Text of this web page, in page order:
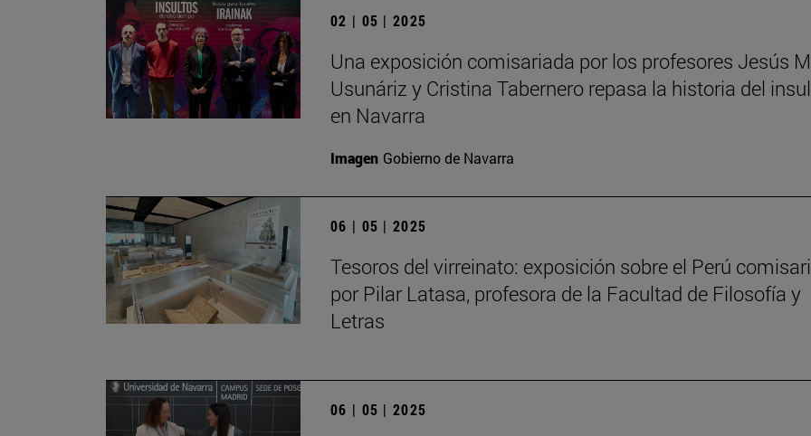
02 | 05 | 2025
Una exposición comisariada por los profesores Jesús
Usunáriz y Cristina Tabernero repasa la historia del
en Navarra
Imagen Gobierno de Navarra
06 | 05 | 2025
Tesoros del virreinato: exposición sobre el Perú
por Pilar Latasa, profesora de la Facultad de Filosofía y
Letras
06 | 05 | 2025